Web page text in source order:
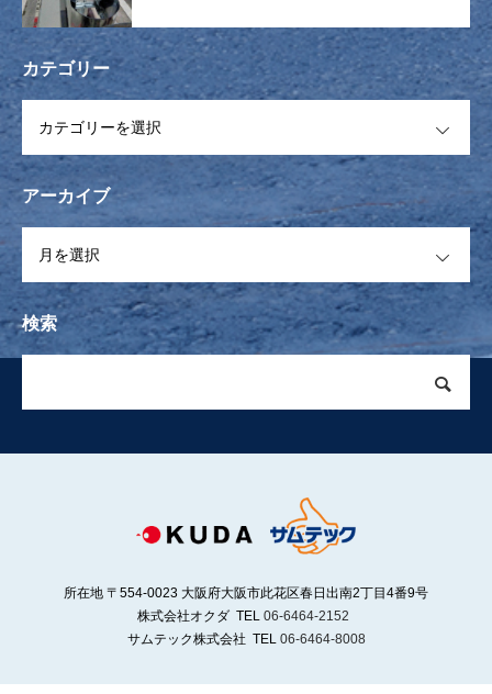
カテゴリー
アーカイブ
検索
所在地 〒554-0023 大阪府大阪市此花区春日出南2丁目4番9号
株式会社オクダ TEL 06-6464-2152
サムテック株式会社 TEL 06-6464-8008